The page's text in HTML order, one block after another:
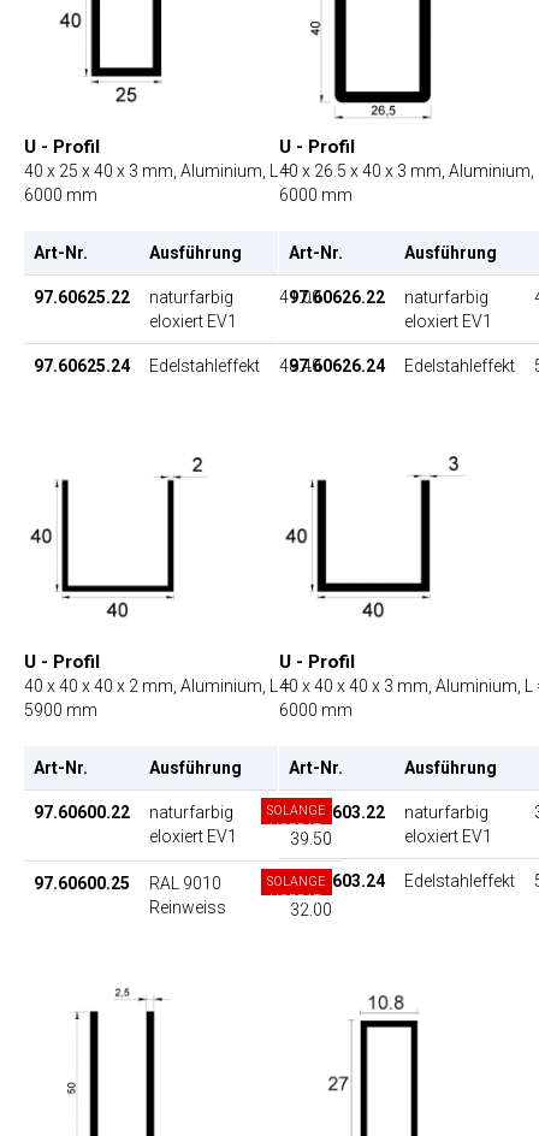
U - Profil
40 x 25 x 40 x 3 mm, Aluminium, L =
6000 mm
Art-Nr. Ausführung EP
97.60625.22
naturfarbig
eloxiert EV1
41.00
97.60625.24 Edelstahleffekt 48.40
U - Profil
40 x 26.5 x 40 x 3 mm, Aluminium,
6000 mm
Art-Nr. Ausführung
97.60626.22
naturfarbig
eloxiert EV1
97.60626.24 Edelstahleffekt
U - Profil
40 x 40 x 40 x 2 mm, Aluminium, L =
5900 mm
Art-Nr. Ausführung EP
97.60600.22
naturfarbig
eloxiert EV1
SOLANGE
VORRAT
39.50
97.60600.25
RAL 9010
Reinweiss
SOLANGE
VORRAT
32.00
U - Profil
40 x 40 x 40 x 3 mm, Aluminium, L
6000 mm
Art-Nr. Ausführung
97.60603.22
naturfarbig
eloxiert EV1
97.60603.24 Edelstahleffekt